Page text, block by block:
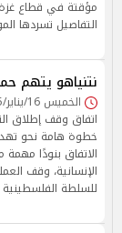
مؤقتة في قطاع غزة
التفاصيل تسردها
نتنياهو يتهم
الخميس 16/يناير/2025 - 12:35 م
اتفاق وقف إطلاق
خطوة هامة نحو
الاتفاق بنودًا
الإنسانية، وقف
للسلطة الفلسطينية